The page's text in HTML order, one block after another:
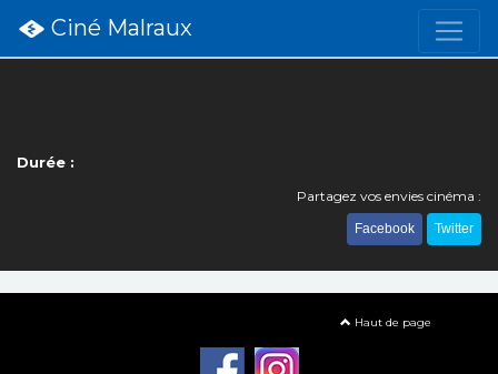
Ciné Malraux
Durée :
Partagez vos envies cinéma :
Facebook Twitter
Haut de page